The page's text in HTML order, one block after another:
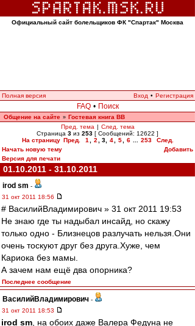
Официальный сайт болельщиков ФК "Спартак" Москва
Полная версия Вход • Регистрация
FAQ • Поиск
Общение на сайте » Гостевая книга ВВ
Пред. тема | След. тема
Страница 3 из 253 [ Сообщений: 12622 ]
На страницу Пред. 1 2 3, 4 5 6 253
След.
Начать новую тему
Добавить
Версия для печати
01.10.2011 - 31.10.2011
irod sm -
31 окт 2011 18:56
# ВасилийВладимирович » 31 окт 2011 19:53
Не знаю где ты надыбал инсайд, но скажу
только одно - Близнецов разлучать нельзя.Они
очень тоскуют друг без друга.Хуже, чем
Кариока без мамы.
А зачем нам ещё два опорника?
Последнее сообщение
ВасилийВладимирович -
31 окт 2011 18:53
irod sm , на обоих даже Валера Федуна не